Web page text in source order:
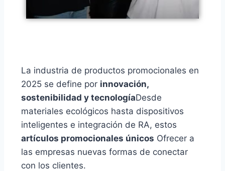
La industria de productos promocionales en
2025 se define por innovación,
sostenibilidad y tecnologíaDesde
materiales ecológicos hasta dispositivos
inteligentes e integración de RA, estos
artículos promocionales únicos Ofrecer a
las empresas nuevas formas de conectar
con los clientes.